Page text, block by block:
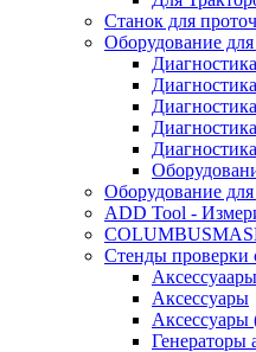
Станок для
Оборудование
Оборудование
ADD Tool -
Стенды проверки
Аксессуары
Аксессуары
Генераторы